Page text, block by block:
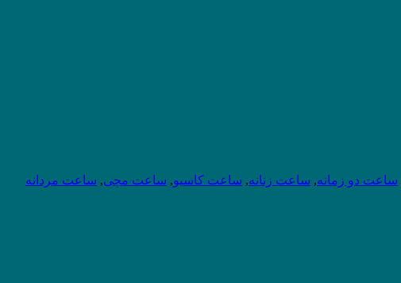
ساعت دو زمانه, ساعت زنانه, ساعت کاسیو, ساعت مچی, ساعت مردانه